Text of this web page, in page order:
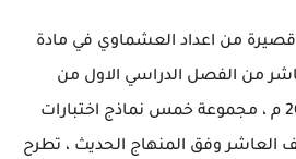
قصيرة من اعداد العشماوي في مادة
من الفصل الدراسي الاول من
العام الدراسي 2023-2024 م ، مجموعة خمس نماذج اختبارات
العاشر وفق المنهاج الحديث ، تطرح